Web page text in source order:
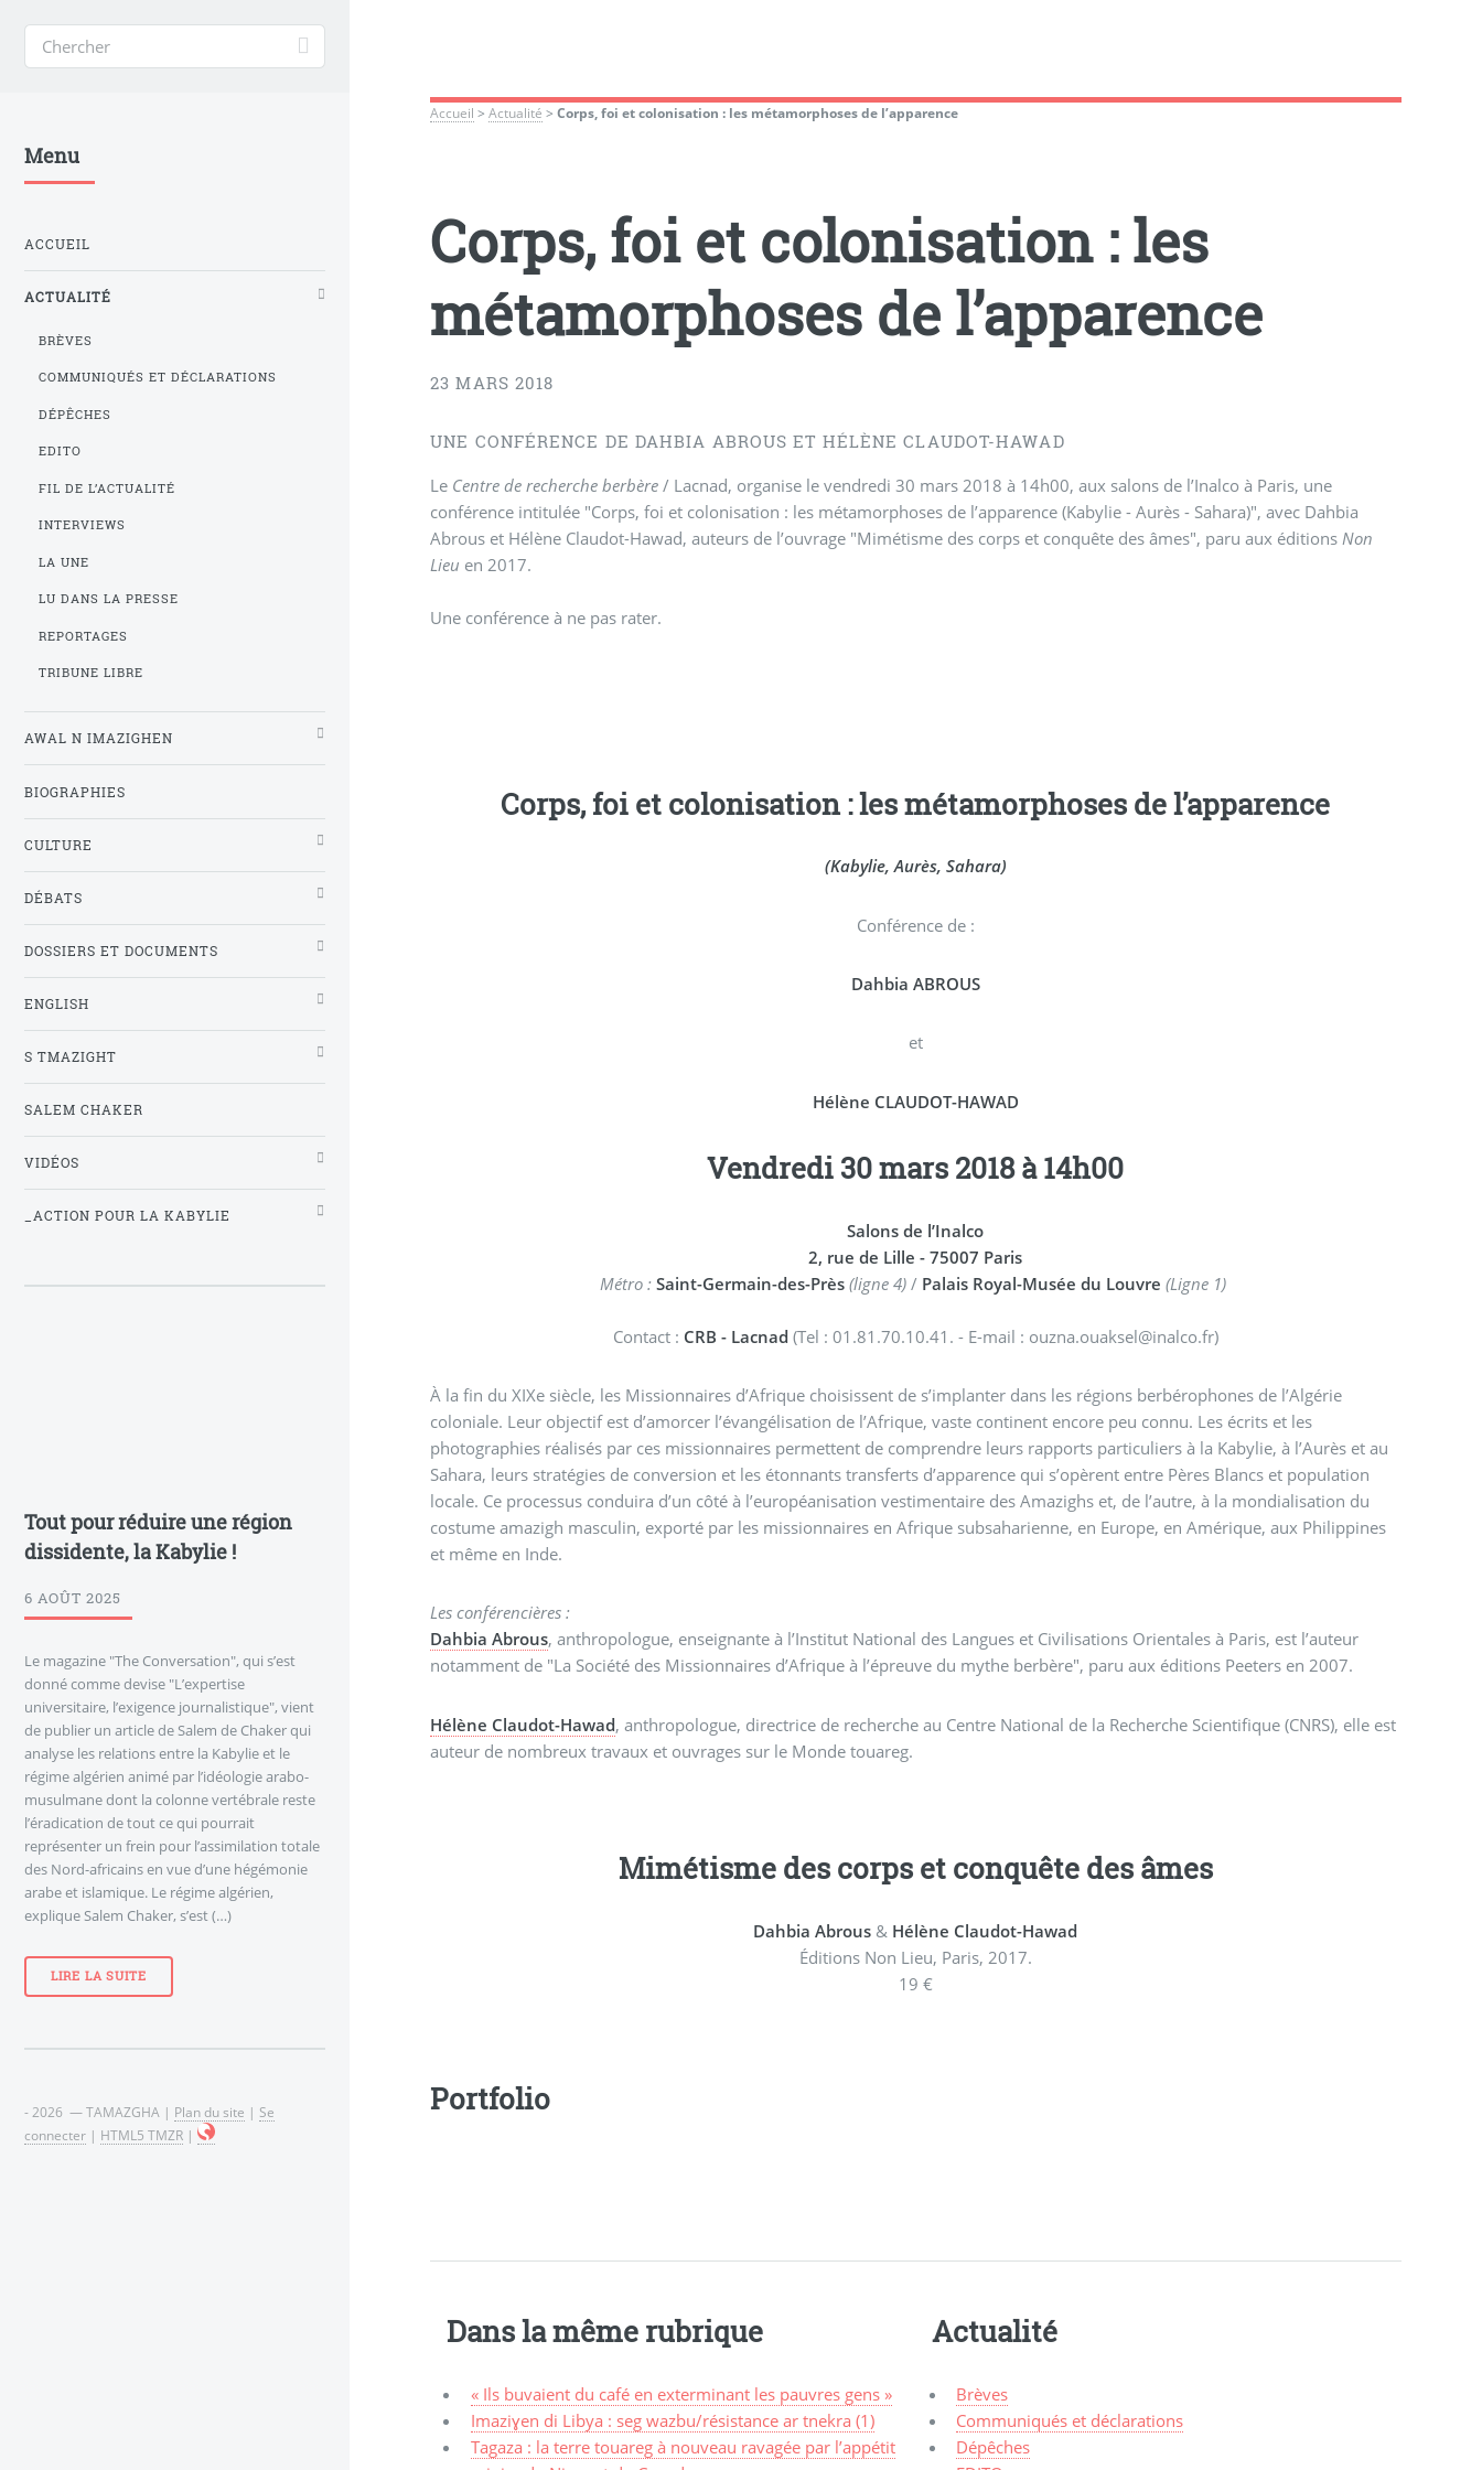
Accueil >Actualité >Corps, foi et colonisation : les métamorphoses de l’apparence
Corps, foi et colonisation : les
métamorphoses de l’apparence
23 MARS 2018
UNE CONFÉRENCE DE DAHBIA ABROUS ET HÉLÈNE CLAUDOT-HAWAD
Le Centre de recherche berbère / Lacnad, organise le vendredi 30 mars 2018 à 14h00, aux salons de l’Inalco à Paris, une
conférence intitulée "Corps, foi et colonisation : les métamorphoses de l’apparence (Kabylie - Aurès - Sahara)", avec Dahbia
Abrous et Hélène Claudot-Hawad, auteurs de l’ouvrage "Mimétisme des corps et conquête des âmes", paru aux éditions Non
Lieu en 2017.
Une conférence à ne pas rater.
Corps, foi et colonisation : les métamorphoses de l’apparence
(Kabylie, Aurès, Sahara)
Conférence de :
Dahbia ABROUS
et
Hélène CLAUDOT-HAWAD
Vendredi 30 mars 2018 à 14h00
Salons de l’Inalco
2, rue de Lille - 75007 Paris
Métro : Saint-Germain-des-Près (ligne 4) / Palais Royal-Musée du Louvre (Ligne 1)
Contact : CRB - Lacnad (Tel : 01.81.70.10.41. - E-mail : ouzna.ouaksel@inalco.fr)
À la fin du XIXe siècle, les Missionnaires d’Afrique choisissent de s’implanter dans les régions berbérophones de l’Algérie
coloniale. Leur objectif est d’amorcer l’évangélisation de l’Afrique, vaste continent encore peu connu. Les écrits et les
photographies réalisés par ces missionnaires permettent de comprendre leurs rapports particuliers à la Kabylie, à l’Aurès et au
Sahara, leurs stratégies de conversion et les étonnants transferts d’apparence qui s’opèrent entre Pères Blancs et population
locale. Ce processus conduira d’un côté à l’européanisation vestimentaire des Amazighs et, de l’autre, à la mondialisation du
costume amazigh masculin, exporté par les missionnaires en Afrique subsaharienne, en Europe, en Amérique, aux Philippines
et même en Inde.
Les conférencières :
Dahbia Abrous, anthropologue, enseignante à l’Institut National des Langues et Civilisations Orientales à Paris, est l’auteur
notamment de "La Société des Missionnaires d’Afrique à l’épreuve du mythe berbère", paru aux éditions Peeters en 2007.
Hélène Claudot-Hawad, anthropologue, directrice de recherche au Centre National de la Recherche Scientifique (CNRS), elle est
auteur de nombreux travaux et ouvrages sur le Monde touareg.
Mimétisme des corps et conquête des âmes
Dahbia Abrous & Hélène Claudot-Hawad
Éditions Non Lieu, Paris, 2017.
19 €
Portfolio
Dans la même rubrique
« Ils buvaient du café en exterminant les pauvres gens »
Imaziɣen di Libya : seg wazbu/résistance ar tnekra (1)
Tagaza : la terre touareg à nouveau ravagée par l’appétit
Actualité
Brèves
Communiqués et déclarations
Dépêches
Menu
ACCUEIL
ACTUALITÉ
BRÈVES
COMMUNIQUÉS ET DÉCLARATIONS
DÉPÊCHES
EDITO
FIL DE L’ACTUALITÉ
INTERVIEWS
LA UNE
LU DANS LA PRESSE
REPORTAGES
TRIBUNE LIBRE
AWAL N IMAZIGHEN
BIOGRAPHIES
CULTURE
DÉBATS
DOSSIERS ET DOCUMENTS
ENGLISH
S TMAZIGHT
SALEM CHAKER
VIDÉOS
_ACTION POUR LA KABYLIE
Tout pour réduire une région
dissidente, la Kabylie !
6 AOÛT 2025
Le magazine "The Conversation", qui s’est
donné comme devise "L’expertise
universitaire, l’exigence journalistique", vient
de publier un article de Salem de Chaker qui
analyse les relations entre la Kabylie et le
régime algérien animé par l’idéologie arabo-
musulmane dont la colonne vertébrale reste
l’éradication de tout ce qui pourrait
représenter un frein pour l’assimilation totale
des Nord-africains en vue d’une hégémonie
arabe et islamique. Le régime algérien,
explique Salem Chaker, s’est (…)
LIRE LA SUITE
- 2026 — TAMAZGHA | Plan du site | Se
connecter | HTML5 TMZR |